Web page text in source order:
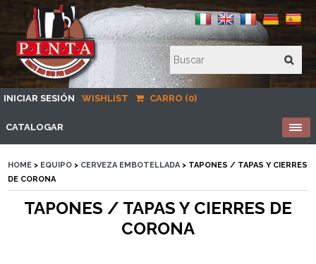
INICIAR SESIÓN WISHLIST CARRO (0)
CATALOGAR
HOME > EQUIPO > CERVEZA EMBOTELLADA> TAPONES / TAPAS Y CIERRES
DE CORONA
TAPONES / TAPAS Y CIERRES DE
CORONA